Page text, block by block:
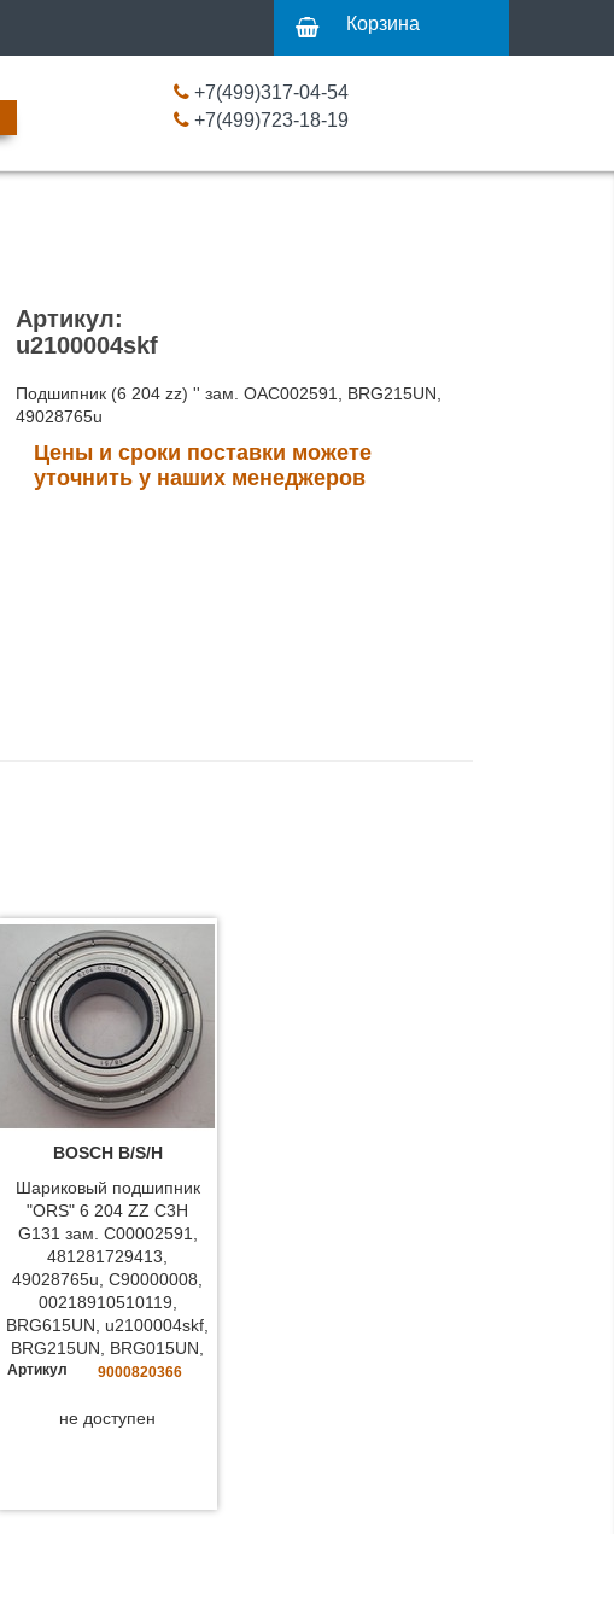
Корзина
+7(499)317-04-54
+7(499)723-18-19
Артикул:
u2100004skf
Подшипник (6 204 zz) '' зам. OAC002591, BRG215UN,
49028765u
Цены и сроки поставки можете
уточнить у наших менеджеров
BOSCH B/S/H
Шариковый подшипник
"ORS" 6 204 ZZ C3H
G131 зам. C00002591,
481281729413,
49028765u, C90000008,
00218910510119,
BRG615UN, u2100004skf,
BRG215UN, BRG015UN,
Артикул 9000820366
не доступен